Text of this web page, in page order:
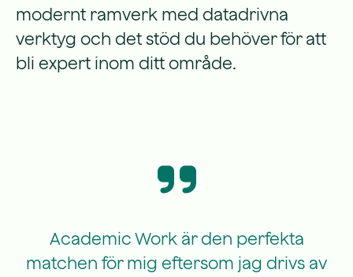
modernt ramverk med datadrivna
verktyg och det stöd du behöver för att
bli expert inom ditt område.
Academic Work är den perfekta
matchen för mig eftersom jag drivs av